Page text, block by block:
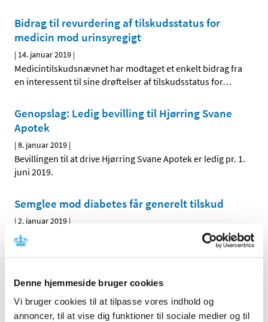
Denne hjemmeside bruger cookies
Vi bruger cookies til at tilpasse vores indhold og
annoncer, til at vise dig funktioner til sociale medier og til
Bidrag til revurdering af tilskudsstatus for
medicin mod urinsyregigt
| 14. januar 2019 |
Medicintilskudsnævnet har modtaget et enkelt bidrag fra
en interessent til sine drøftelser af tilskudsstatus for…
Genopslag: Ledig bevilling til Hjørring Svane
Apotek
|8. januar 2019 |
Bevillingen til at drive Hjørring Svane Apotek er ledig pr. 1.
juni 2019.
Semglee mod diabetes får generelt tilskud
|2. januar 2019 |
Lægemiddelstyrelsen har besluttet, at Semglee med
virkning fra 31. december 2018 skal have generelt tilskud.
Alle (2505)